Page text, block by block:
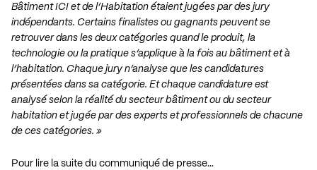
Bâtiment ICI et de l’Habitation étaient jugées par des jury
indépendants. Certains finalistes ou gagnants peuvent se
retrouver dans les deux catégories quand le produit, la
technologie ou la pratique s’applique à la fois au bâtiment et à
l’habitation. Chaque jury n’analyse que les candidatures
présentées dans sa catégorie. Et chaque candidature est
analysé selon la réalité du secteur bâtiment ou du secteur
habitation et jugée par des experts et professionnels de chacune
de ces catégories. »
Pour lire la suite du communiqué de presse…